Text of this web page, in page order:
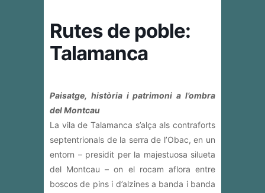
Rutes de poble:
Talamanca
Paisatge, història i patrimoni a l’ombra
del Montcau
La vila de Talamanca s’alça als contraforts
septentrionals de la serra de l’Obac, en un
entorn – presidit per la majestuosa silueta
del Montcau – on el rocam aflora entre
boscos de pins i d’alzines a banda i banda